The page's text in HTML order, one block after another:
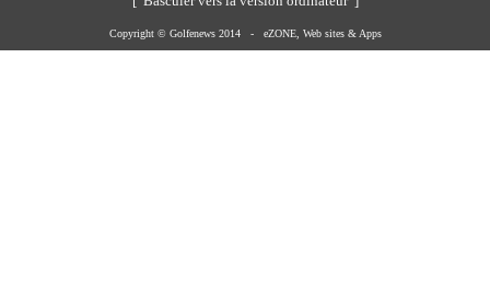
Copyright © Golfenews 2014 - eZONE, Web sites & Apps